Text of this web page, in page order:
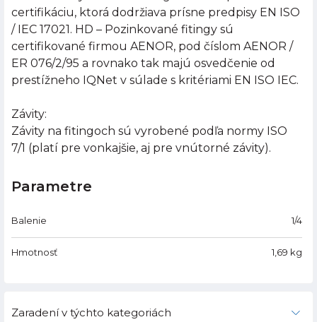
certifikáciu, ktorá dodržiava prísne predpisy EN ISO
/ IEC 17021. HD – Pozinkované fitingy sú
certifikované firmou AENOR, pod číslom AENOR /
ER 076/2/95 a rovnako tak majú osvedčenie od
prestížneho IQNet v súlade s kritériami EN ISO IEC.
Závity:
Závity na fitingoch sú vyrobené podľa normy ISO
7/1 (platí pre vonkajšie, aj pre vnútorné závity).
Parametre
Balenie 1/4
Hmotnosť 1,69 kg
Zaradení v týchto kategoriách